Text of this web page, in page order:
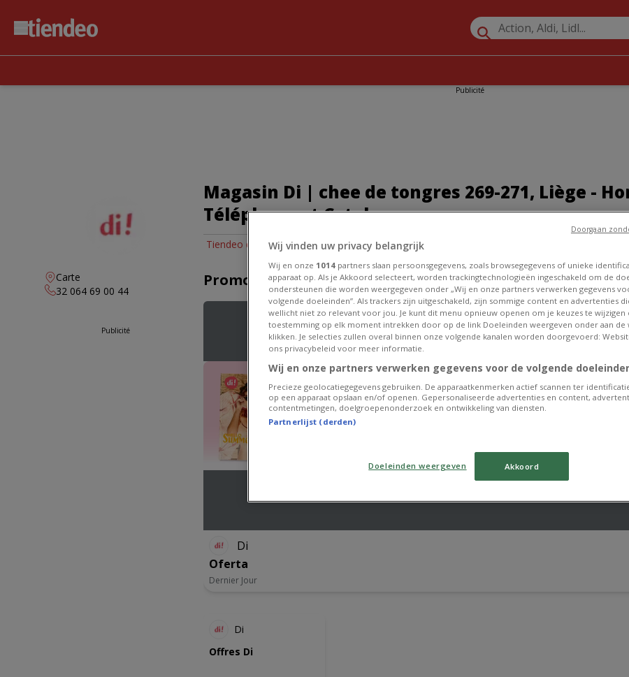
Publicité
Magasin Di | chee de tongres 269-271, Liège -
Téléphone et Catalogues
Tiendeo dans Liège » Promos Parfumeries et Beauté à Liège
Carte
32 064 69 00 44
Publicité
Promos Di à Liège
Di
Oferta
Dernier Jour
Di
Offres Di
Wij vinden uw privacy belangrijk
Wij en onze 1014 partners slaan persoonsgegevens, zoals browsegegevens of unieke
apparaat op. Als je Akkoord selecteert, worden trackingtechnologieën ingeschakeld om de
ondersteunen die worden weergegeven onder „Wij en onze partners verwerken gegevens
volgende doeleinden”. Als trackers zijn uitgeschakeld, zijn sommige content en advertenties
wellicht niet zo relevant voor jou. Je kunt dit menu opnieuw openen om je keuzes te wijzigen
toestemming op elk moment intrekken door op de link Doeleinden weergeven onder aan de
klikken. Je selecties zullen overal binnen onze volgende kanalen worden doorgevoerd:
ons privacybeleid voor meer informatie.
Wij en onze partners verwerken gegevens voor de volgende
Precieze geolocatiegegevens gebruiken. De apparaatkenmerken actief scannen ter
op een apparaat opslaan en/of openen. Gepersonaliseerde advertenties en content,
contentmetingen, doelgroepenonderzoek en ontwikkeling van diensten.
Partnerlijst (derden)
Doeleinden weergeven Akkoord
Doorgaan